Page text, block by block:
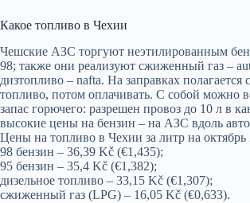
Какое топливо в Чехии
Чешские АЗС торгуют неэтилированным
98; также они реализуют сжиженный газ –
дизтопливо – nafta. На заправках полагается
топливо, потом оплачивать. С собой можно
запас горючего: разрешен провоз до 10 л в
высокие цены на бензин – на АЗС вдоль
Цены на топливо в Чехии за литр на октябрь
98 бензин – 36,39 Kč (€1,435);
95 бензин – 35,4 Kč (€1,382);
дизельное топливо – 33,15 Kč (€1,307);
сжиженный газ (LPG) – 16,05 Kč (€0,633).